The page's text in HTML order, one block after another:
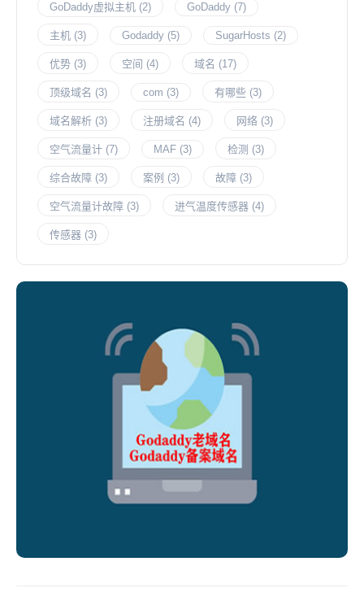
GoDaddy虚拟主机 (2) GoDaddy (7)
主机 (3) Godaddy (5) SugarHosts (2)
优势 (3) 空间 (4) 域名 (17)
顶级域名 (3) com (3) 有哪些 (3)
域名解析 (3) 注册域名 (4) 网络 (3)
空气流量计 (7) MAF (3) 检测 (3)
综合故障 (3) 案例 (3) 故障 (3)
空气流量计故障 (3) 进气温度传感器 (4)
传感器 (3)